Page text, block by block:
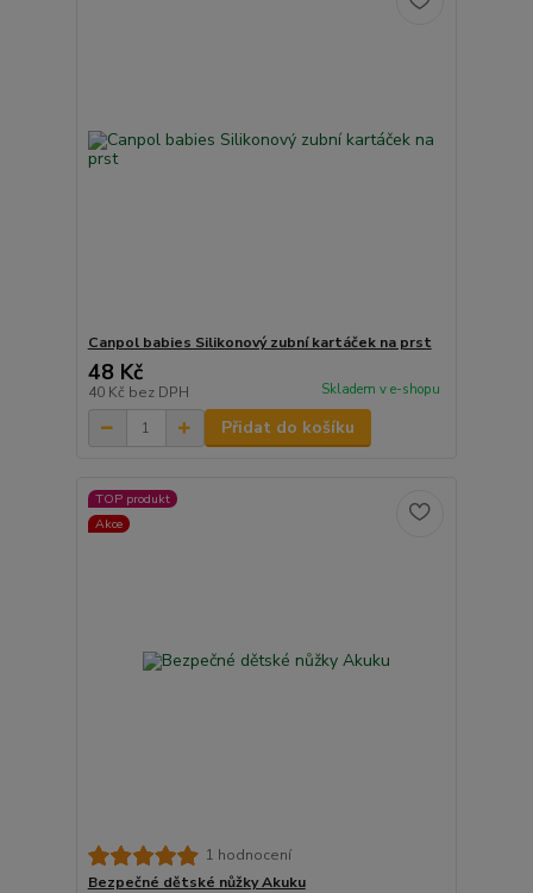
Canpol babies Silikonový zubní kartáček na prst
48 Kč
40 Kč bez DPH Skladem v e-shopu
Přidat do košíku
TOP produkt
Akce
1 hodnocení
Bezpečné dětské nůžky Akuku